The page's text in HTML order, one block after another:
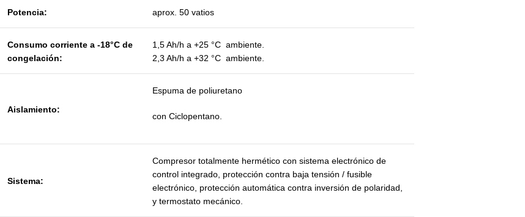
Potencia: aprox. 50 vatios
Consumo corriente a -18°C de
congelación:
1,5 Ah/h a +25 °C ambiente.
2,3 Ah/h a +32 °C ambiente.
Aislamiento:
Espuma de poliuretano
con Ciclopentano.
Sistema:
Compresor totalmente hermético con sistema electrónico de
control integrado, protección contra baja tensión / fusible
electrónico, protección automática contra inversión de polaridad,
y termostato mecánico.